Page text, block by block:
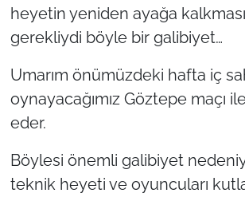
heyetin yeniden ayağa
gerekliydi böyle bir galibiyet…
Umarım önümüzdeki hafta iç
oynayacağımız Göztepe maçı
eder.
Böylesi önemli galibiyet
teknik heyeti ve oyuncuları